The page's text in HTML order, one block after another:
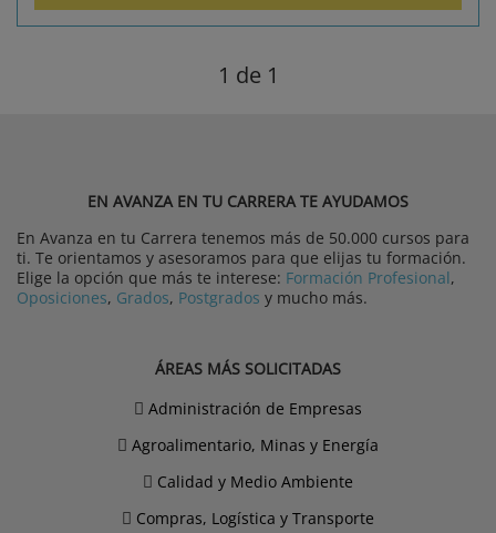
1 de 1
EN AVANZA EN TU CARRERA TE AYUDAMOS
En Avanza en tu Carrera tenemos más de 50.000 cursos para
ti. Te orientamos y asesoramos para que elijas tu formación.
Elige la opción que más te interese: Formación Profesional,
Oposiciones, Grados, Postgrados y mucho más.
ÁREAS MÁS SOLICITADAS
Administración de Empresas
Agroalimentario, Minas y Energía
Calidad y Medio Ambiente
Compras, Logística y Transporte